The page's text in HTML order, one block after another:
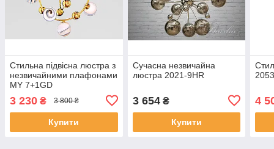
Стильна підвісна люстра з
незвичайними плафонами
MY 7+1GD
3 230 ₴ 3 800 ₴
Купити
Сучасна незвичайна
люстра 2021-9HR
3 654₴
Купити
4